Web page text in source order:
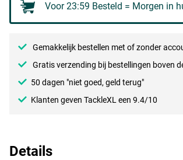
Voor 23:59 Besteld = Morgen in
Gemakkelijk bestellen met of zonder
Gratis verzending bij bestellingen boven
50 dagen "niet goed, geld terug"
Klanten geven TackleXL een 9.4/10
Details